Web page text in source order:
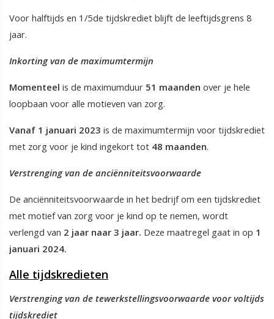
Voor halftijds en 1/5de tijdskrediet blijft de leeftijdsgrens 8
jaar.
Inkorting van de maximumtermijn
Momenteel is de maximumduur 51 maanden over je hele
loopbaan voor alle motieven van zorg.
Vanaf 1 januari 2023 is de maximumtermijn voor tijdskrediet
met zorg voor je kind ingekort tot 48 maanden.
Verstrenging van de anciënniteitsvoorwaarde
De anciënniteitsvoorwaarde in het bedrijf om een tijdskrediet
met motief van zorg voor je kind op te nemen, wordt
verlengd van 2 jaar naar 3 jaar. Deze maatregel gaat in op 1
januari 2024.
Alle tijdskredieten
Verstrenging van de tewerkstellingsvoorwaarde voor voltijds
tijdskrediet